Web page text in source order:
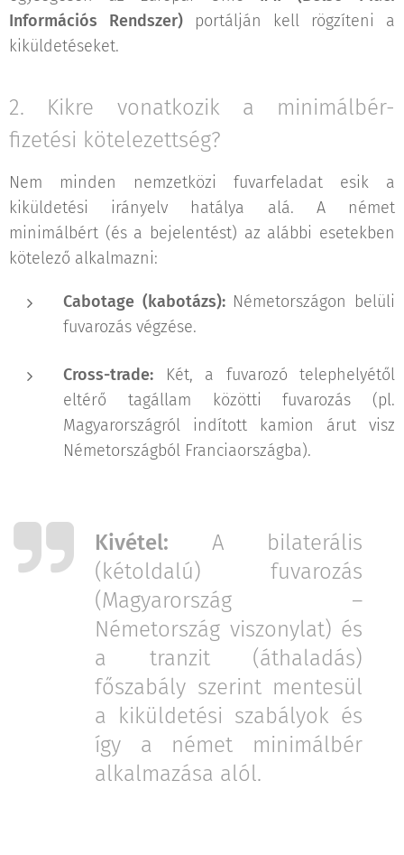
Információs Rendszer) portálján kell rögzíteni a
kiküldetéseket.
2. Kikre vonatkozik a minimálbér-
fizetési kötelezettség?
Nem minden nemzetközi fuvarfeladat esik a
kiküldetési irányelv hatálya alá. A német
minimálbért (és a bejelentést) az alábbi esetekben
kötelező alkalmazni:
Cabotage (kabotázs):Németországon belüli
fuvarozás végzése.
Cross-trade: Két, a fuvarozó telephelyétől
eltérő tagállam közötti fuvarozás (pl.
Magyarországról indított kamion árut visz
Németországból Franciaországba).
Kivétel: A bilaterális
(kétoldalú) fuvarozás
(Magyarország –
Németország viszonylat) és
a tranzit (áthaladás)
főszabály szerint mentesül
a kiküldetési szabályok és
így a német minimálbér
alkalmazása alól.